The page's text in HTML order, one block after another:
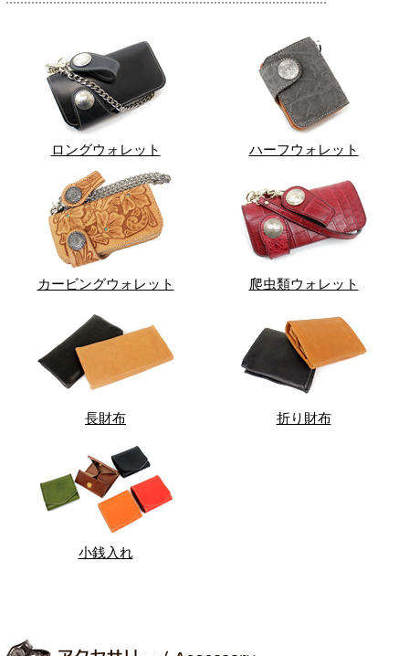
ロングウォレット ハーフウォレット
カービングウォレット 爬虫類ウォレット
長財布 折り財布
小銭入れ